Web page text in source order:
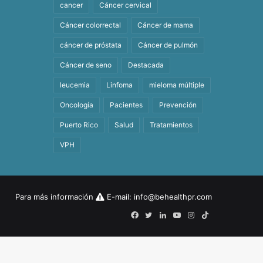
cancer Cáncer cervical
Cáncer colorrectal Cáncer de mama
cáncer de próstata Cáncer de pulmón
Cáncer de seno Destacada
leucemia Linfoma mieloma múltiple
Oncología Pacientes Prevención
Puerto Rico Salud Tratamientos
VPH
Para más información E-mail: info@behealthpr.com
Facebook
Twitter
LinkedInYouTubeInstagram
TikTok